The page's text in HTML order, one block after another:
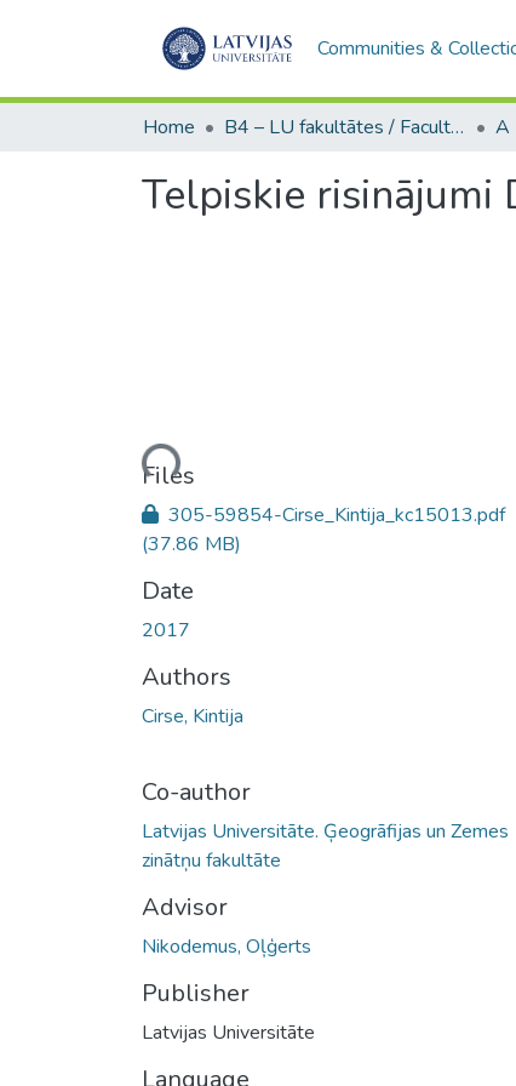
Communities &
Home B4 – LU fakultātes / Faculties of the UL
Telpiskie risinājumi
Loading...
Files
305-59854-Cirse_Kintija_kc15013.pdf
(37.86 MB)
Date
2017
Authors
Cirse, Kintija
Co-author
Latvijas Universitāte. Ģeogrāfijas un Zemes
zinātņu fakultāte
Advisor
Nikodemus, Oļģerts
Publisher
Latvijas Universitāte
Language